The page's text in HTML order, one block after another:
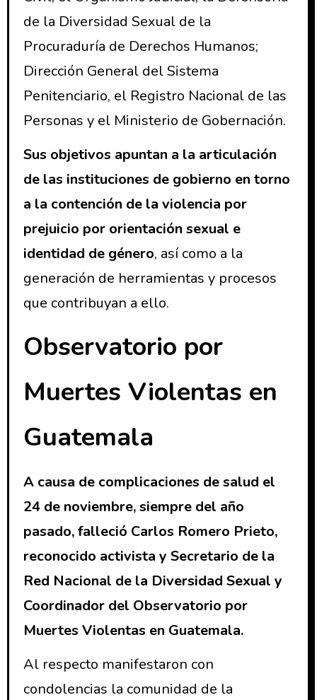
de la Diversidad Sexual de la
Procuraduría de Derechos Humanos;
Dirección General del Sistema
Penitenciario, el Registro Nacional de las
Personas y el Ministerio de Gobernación.
Sus objetivos apuntan a la articulación
de las instituciones de gobierno en torno
a la contención de la violencia por
prejuicio por orientación sexual e
identidad de género, así como a la
generación de herramientas y procesos
que contribuyan a ello.
Observatorio por
Muertes Violentas en
Guatemala
A causa de complicaciones de salud el
24 de noviembre, siempre del año
pasado, falleció Carlos Romero Prieto,
reconocido activista y Secretario de la
Red Nacional de la Diversidad Sexual y
Coordinador del Observatorio por
Muertes Violentas en Guatemala.
Al respecto manifestaron con
condolencias la comunidad de la